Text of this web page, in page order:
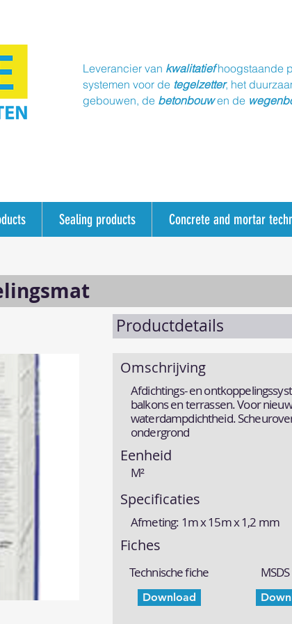
Leverancier van kwalitatiefhoogstaande
systemen voor de tegelzetter, het
gebouwen, de betonbouwen de
Sealing products Concrete and mortar
Productdetails
Omschrijving
Afdichtings- en
balkons en terrassen. Voor
waterdampdichtheid.
ondergrond
Eenheid
M²
Specificaties
Afmeting: 1m x 15m x 1,2 mm
Fiches
Technische fiche
Download